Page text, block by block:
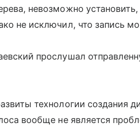
невозможно
не исключил, что запись
прослушал
технологии создания
вообще не является